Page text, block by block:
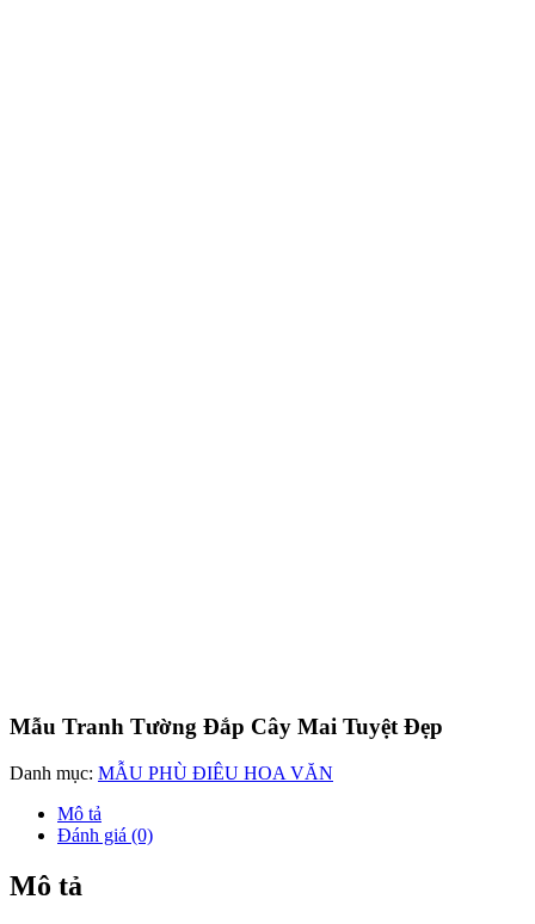
Mẫu Tranh Tường Đắp Cây Mai Tuyệt Đẹp
Danh mục: MẪU PHÙ ĐIÊU HOA VĂN
Mô tả
Đánh giá (0)
Mô tả